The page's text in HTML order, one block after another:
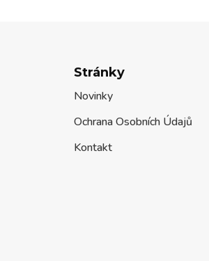
Stránky
Novinky
Ochrana Osobních Údajů
Kontakt